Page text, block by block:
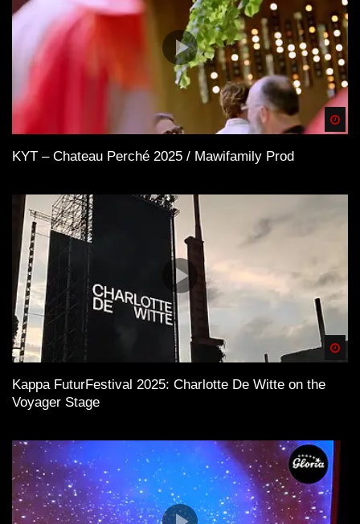
KYT – Chateau Perché 2025 / Mawifamily Prod
Kappa FuturFestival 2025: Charlotte De Witte on the
Voyager Stage